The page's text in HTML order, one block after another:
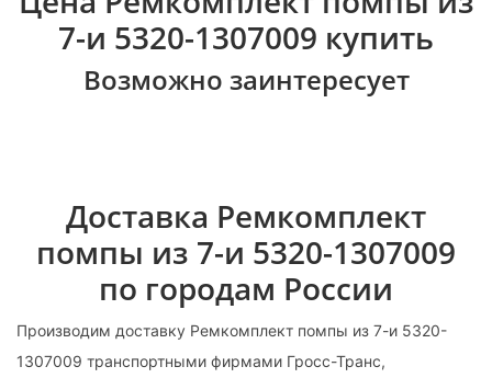
7-и 5320-1307009 купить
Возможно заинтересует
Доставка Ремкомплект
помпы из 7-и 5320-1307009
по городам России
Производим доставку Ремкомплект помпы из 7-и 5320-
1307009 транспортными фирмами Гросс-Транс,